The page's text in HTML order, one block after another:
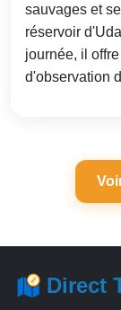
sauvages et
réservoir
journée, il
d'observation
Direct